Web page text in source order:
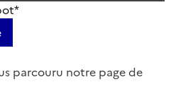
parcouru notre page de